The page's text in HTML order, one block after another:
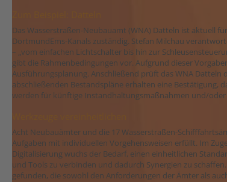
Das Wasserstraßen-Neubauamt (WNA) Datteln ist aktuell
DortmundEms-Kanals zuständig. Stefan Milchau
– „vom einfachen Lichtschalter bis hin zur
gibt die Rahmenbedingungen vor. Aufgrund dieser
Ausführungsplanung. Anschließend prüft das WNA Datteln
abschließenden Bestandspläne erhalten eine Bestätigung,
werden für künftige Instandhaltungsmaßnahmen und/oder
Acht Neubauämter und die 17 Wasserstraßen-
Aufgaben mit individuellen Vorgehensweisen erfüllt. Im
Digitalisierung wuchs der Bedarf, einen einheitlichen
und Tools zu verbinden und dadurch Synergien zu
gefunden, die sowohl den Anforderungen der Ämter als